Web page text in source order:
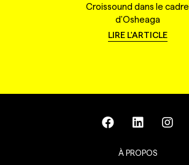
Croissound dans le cadre
d'Osheaga
LIRE L'ARTICLE
À PROPOS